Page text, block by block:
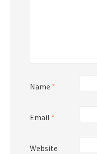
Name *
Email *
Website